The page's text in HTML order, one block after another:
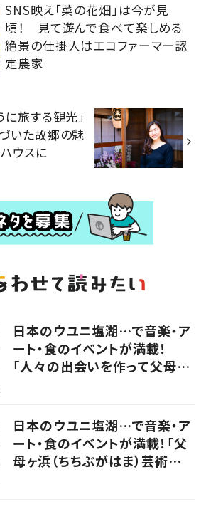
SNS映え「菜の花畑」は今が見
頃！ 見て遊んで食べて楽しめる
絶景の仕掛人はエコファーマー認
定農家
に旅する観光」
いた故郷の魅
ウスに
日本のウユニ塩湖…で音楽・ア
ート・食のイベントが満載！
「人々の出会いを作って父母ヶ
日本のウユニ塩湖…で音楽・ア
ート・食のイベントが満載！「父
母ヶ浜（ちちぶがはま）芸術祭